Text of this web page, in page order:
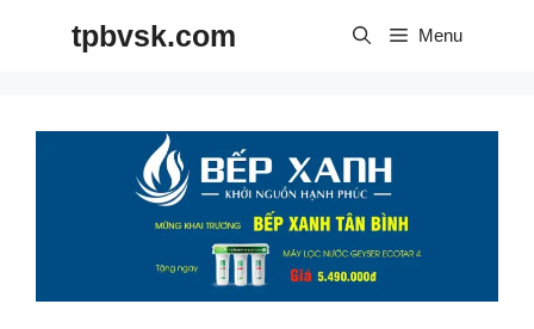
tpbvsk.com Menu